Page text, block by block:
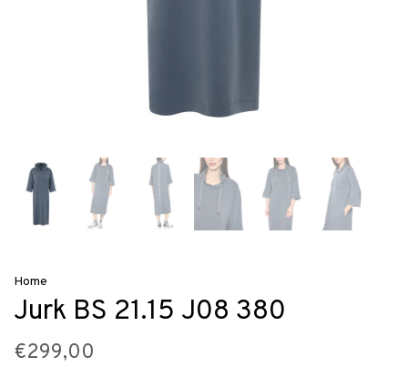
Home
Jurk BS 21.15 J08 380
€299,00